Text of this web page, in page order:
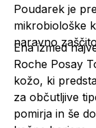
Poudarek je
mikrobiološke
naravno
Ena izmed
Roche Posay
kožo, ki
za občutljive
pomirja in še